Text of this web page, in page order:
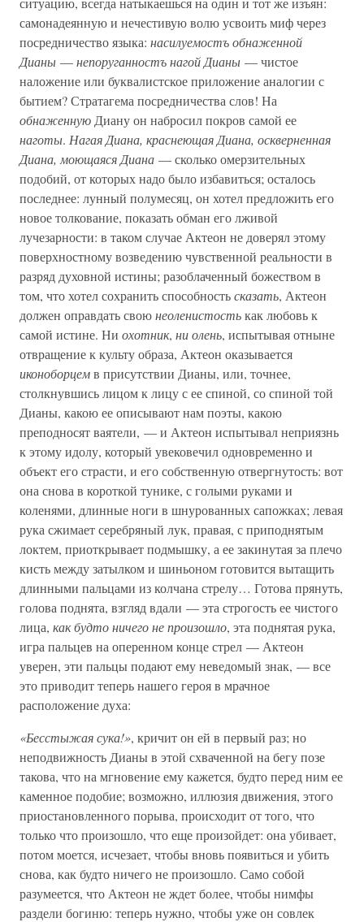
самонадеянную и нечестивую волю усвоить миф через
посредничество языка: насилуемостъ обнаженной
Дианы —непоруганностъ нагой Дианы — чистое
наложение или буквалистское приложение аналогии с
бытием? Стратагема посредничества слов! На
обнаженную Диану он набросил покров самой ее
наготы. Нагая Диана, краснеющая Диана, оскверненная
Диана, моющаяся Диана — сколько омерзительных
подобий, от которых надо было избавиться; осталось
последнее: лунный полумесяц, он хотел предложить его
новое толкование, показать обман его лживой
лучезарности: в таком случае Актеон не доверял этому
поверхностному возведению чувственной реальности в
разряд духовной истины; разоблаченный божеством в
том, что хотел сохранить способностьсказать, Актеон
должен оправдать своюнеоленистостькак любовь к
самой истине. Ни охотник, ни олень, испытывая отныне
отвращение к культу образа, Актеон оказывается
иконоборцемв присутствии Дианы, или, точнее,
столкнувшись лицом к лицу с ее спиной, со спиной той
Дианы, какою ее описывают нам поэты, какою
преподносят ваятели, — и Актеон испытывал неприязнь
к этому идолу, который увековечил одновременно и
объект его страсти, и его собственную отвергнутость: вот
она снова в короткой тунике, с голыми руками и
коленями, длинные ноги в шнурованных сапожках; левая
рука сжимает серебряный лук, правая, с приподнятым
локтем, приоткрывает подмышку, а ее закинутая за плечо
кисть между затылком и шиньоном готовится вытащить
длинными пальцами из колчана стрелу… Готова прянуть,
голова поднята, взгляд вдали — эта строгость ее чистого
лица, как будто ничего не произошло, эта поднятая рука,
игра пальцев на оперенном конце стрел — Актеон
уверен, эти пальцы подают ему неведомый знак, — все
это приводит теперь нашего героя в мрачное
расположение духа:
«Бесстыжая сука!», кричит он ей в первый раз; но
неподвижность Дианы в этой схваченной на бегу позе
такова, что на мгновение ему кажется, будто перед ним ее
каменное подобие; возможно, иллюзия движения, этого
приостановленного порыва, происходит от того, что
только что произошло, что еще произойдет: она убивает,
потом моется, исчезает, чтобы вновь появиться и убить
снова, как будто ничего не произошло. Само собой
разумеется, что Актеон не ждет более, чтобы нимфы
раздели богиню: теперь нужно, чтобы уже он совлек